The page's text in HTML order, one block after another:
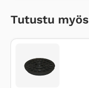
Tutustu myös